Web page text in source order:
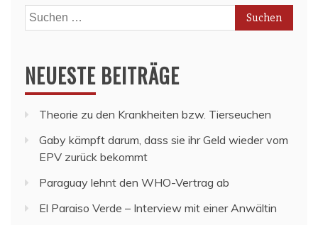
Suchen
nach:
NEUESTE BEITRÄGE
Theorie zu den Krankheiten bzw. Tierseuchen
Gaby kämpft darum, dass sie ihr Geld wieder vom
EPV zurück bekommt
Paraguay lehnt den WHO-Vertrag ab
El Paraiso Verde – Interview mit einer Anwältin